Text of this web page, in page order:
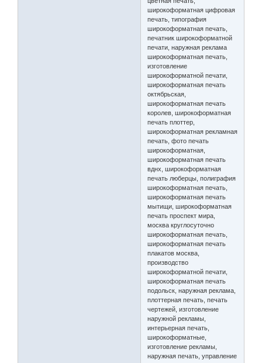
широкоформатная цифровая
печать, типография
широкоформатная печать,
печатник широкоформатной
печати, наружная реклама
широкоформатная печать,
изготовление
широкоформатной печати,
широкоформатная печать
октябрьская,
широкоформатная печать
королев, широкоформатная
печать плоттер,
широкоформатная рекламная
печать, фото печать
широкоформатная,
широкоформатная печать
вднх, широкоформатная
печать люберцы, полиграфия
широкоформатная печать,
широкоформатная печать
мытищи, широкоформатная
печать проспект мира,
москва круглосуточно
широкоформатная печать,
широкоформатная печать
плакатов москва,
производство
широкоформатной печати,
широкоформатная печать
подольск, наружная реклама,
плоттерная печать, печать
чертежей, изготовление
наружной рекламы,
интерьерная печать,
широкоформатные,
изготовление рекламы,
наружная печать, управление